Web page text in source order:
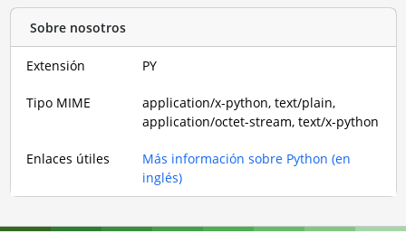
Sobre nosotros
Extensión PY
Tipo MIME
application/x-python, text/plain,
application/octet-stream, text/x-python
Enlaces útiles
Más información sobre Python (en
inglés)